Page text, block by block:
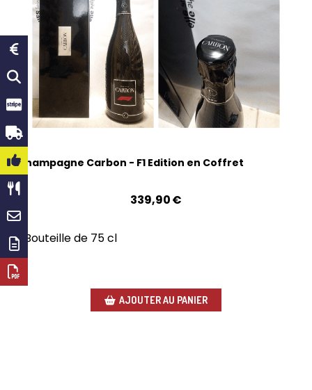
Champagne Carbon - F1 Edition en Coffret
339,90€
Bouteille de 75 cl
AJOUTER AU PANIER